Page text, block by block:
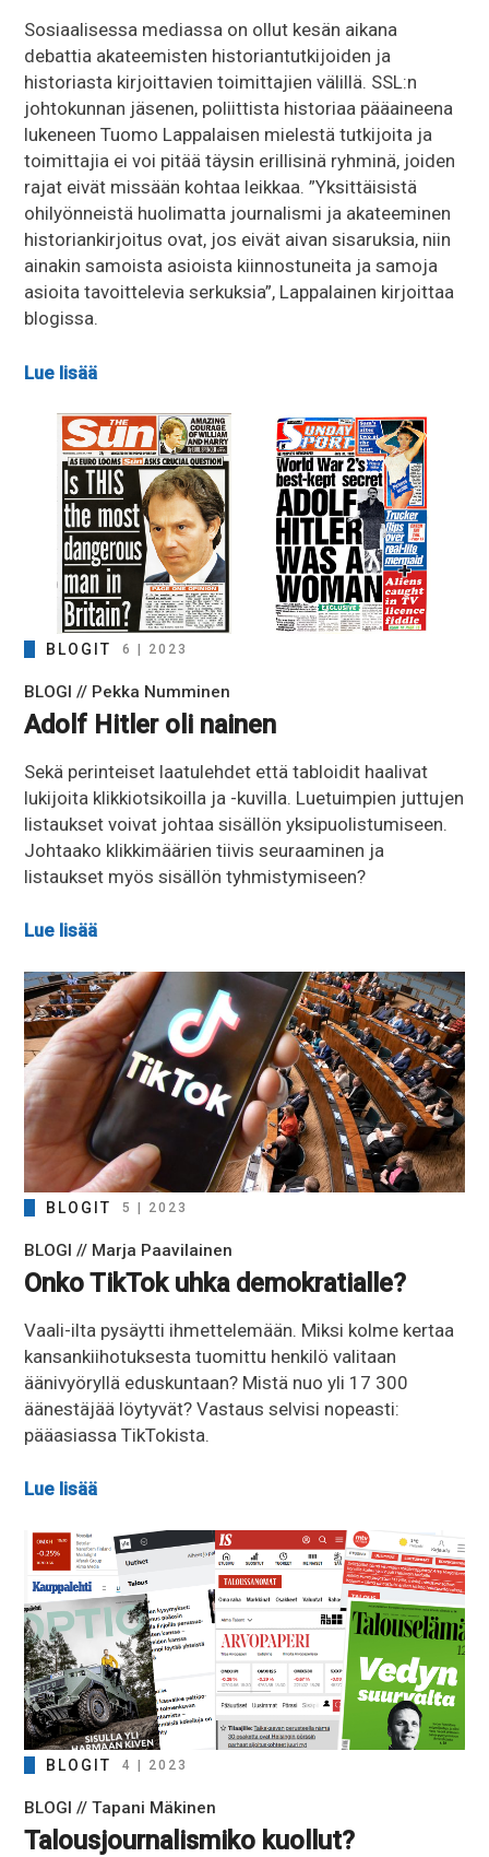
Sosiaalisessa mediassa on ollut kesän aikana
debattia akateemisten historiantutkijoiden ja
historiasta kirjoittavien toimittajien välillä. SSL:n
johtokunnan jäsenen, poliittista historiaa pääaineena
lukeneen Tuomo Lappalaisen mielestä tutkijoita ja
toimittajia ei voi pitää täysin erillisinä ryhminä, joiden
rajat eivät missään kohtaa leikkaa. ”Yksittäisistä
ohilyönneistä huolimatta journalismi ja akateeminen
historiankirjoitus ovat, jos eivät aivan sisaruksia, niin
ainakin samoista asioista kiinnostuneita ja samoja
asioita tavoittelevia serkuksia”, Lappalainen kirjoittaa
blogissa.
Lue lisää
BLOGIT 6 | 2023
BLOGI // Pekka Numminen
Adolf Hitler oli nainen
Sekä perinteiset laatulehdet että tabloidit haalivat
lukijoita klikkiotsikoilla ja -kuvilla. Luetuimpien juttujen
listaukset voivat johtaa sisällön yksipuolistumiseen.
Johtaako klikkimäärien tiivis seuraaminen ja
listaukset myös sisällön tyhmistymiseen?
Lue lisää
BLOGIT 5 | 2023
BLOGI // Marja Paavilainen
Onko TikTok uhka demokratialle?
Vaali-ilta pysäytti ihmettelemään. Miksi kolme kertaa
kansankiihotuksesta tuomittu henkilö valitaan
äänivyöryllä eduskuntaan? Mistä nuo yli 17 300
äänestäjää löytyvät? Vastaus selvisi nopeasti:
pääasiassa TikTokista.
Lue lisää
BLOGIT 4 | 2023
BLOGI // Tapani Mäkinen
Talousjournalismiko kuollut?